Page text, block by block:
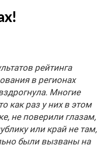
рейтинга
в регионах
Многие
как раз у них в этом
не поверили глазам,
или край не там,
были вызваны на